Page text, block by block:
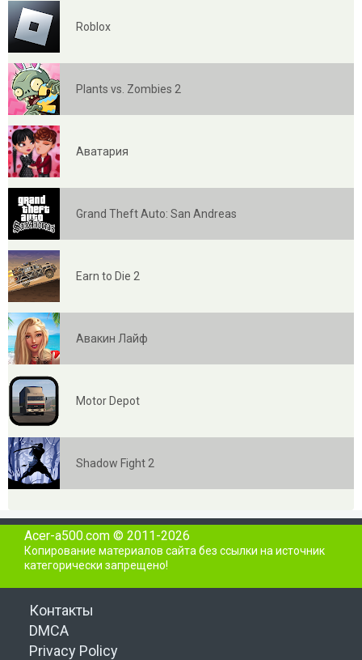
Roblox
Plants vs. Zombies 2
Аватария
Grand Theft Auto: San Andreas
Earn to Die 2
Авакин Лайф
Motor Depot
Shadow Fight 2
Acer-a500.com © 2011-2026
Копирование материалов сайта без ссылки на источник
категорически запрещено!
Контакты
DMCA
Privacy Policy